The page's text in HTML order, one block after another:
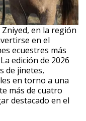
en la región
en el
ecuestres más
edición de 2026
de jinetes,
en torno a una
más de cuatro
destacado en el